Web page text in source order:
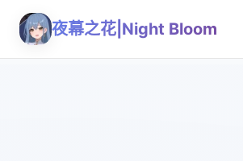
夜幕之花|Night Bloom